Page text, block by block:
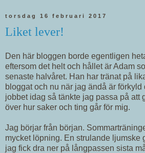
torsdag 16 februari 2017
Liket lever!
Den här bloggen borde egentligen
eftersom det helt och hållet är Adam
senaste halvåret. Han har tränat på
bloggat och nu när jag ändå är förkyld
jobbet idag så tänkte jag passa på att
över hur saker och ting går för mig.
Jag börjar från början.
mycket löpning. En strulande ljumske
jag fick dra ner på långpassen sista